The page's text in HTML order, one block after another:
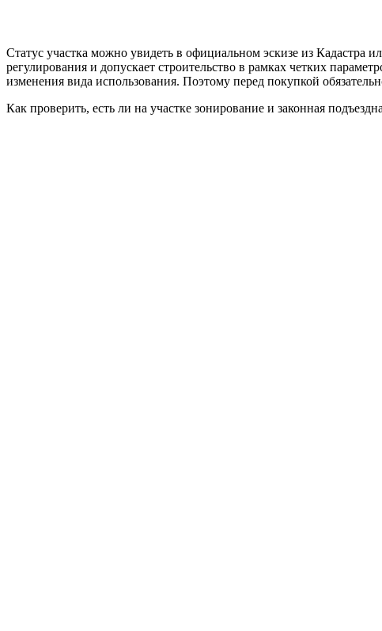
Статус участка можно увидеть в официальном эскизе из Кадастра
регулирования и допускает строительство в рамках четких
изменения вида использования. Поэтому перед покупкой
Как проверить, есть ли на участке зонирование и законная